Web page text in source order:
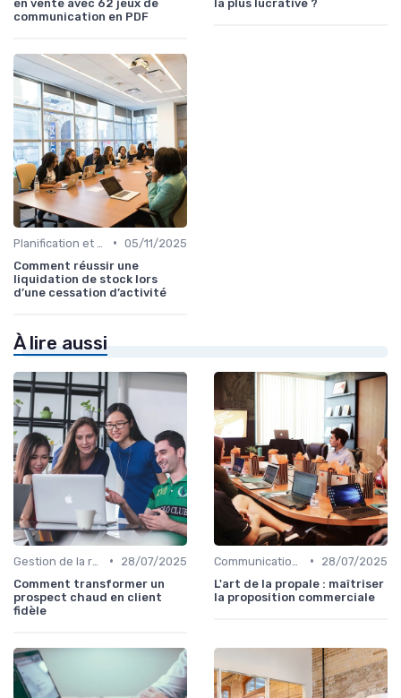
en vente avec 62 jeux de
communication en PDF
la plus lucrative ?
• 05/11/2025
Comment réussir une
liquidation de stock lors
d’une cessation d’activité
À lire aussi
•
28/07/2025
Comment transformer un
prospect chaud en client
fidèle
•
28/07/2025
L'art de la propale : maîtriser
la proposition commerciale